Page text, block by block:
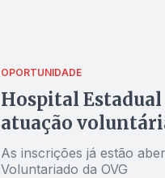
OPORTUNIDADE
Hospital
atuação
As inscrições já estão
Voluntariado da OVG